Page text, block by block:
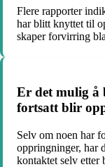
Flere rapporter
har blitt knyttet til
skaper forvirring
Er det mulig å
fortsatt blir
Selv om noen har
oppringninger, har
kontaktet selv etter